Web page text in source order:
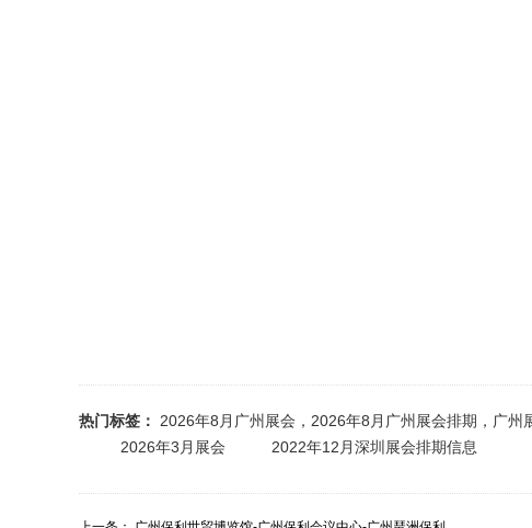
热门标签： 2026年8月广州展会，2026年8月广州展会排期，广
2026年3月展会
2022年12月深圳展会排期信息